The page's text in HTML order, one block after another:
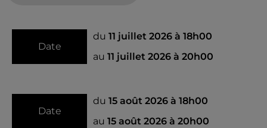
Date
du 11 juillet 2026 à 18h00
au 11 juillet 2026 à 20h00
Date
du 15 août 2026 à 18h00
au 15 août 2026 à 20h00